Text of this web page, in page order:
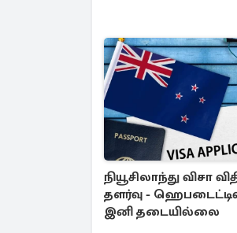
நியூசிலாந்து விசா
தளர்வு -
இனி தடையில்லை